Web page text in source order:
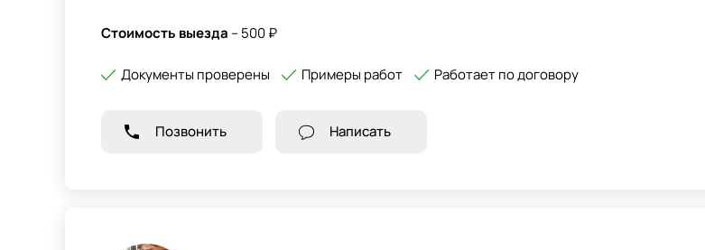
Стоимость выезда – 500 ₽
Документы проверены Примеры работ Работает по договору
Позвонить Написать